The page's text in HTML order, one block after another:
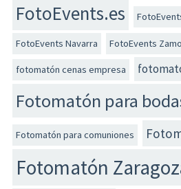
FotoEvents.es
FotoEvents Navarra FotoEvents
fotomatón cenas empresa
Fotomatón para
Fotomatón para comuniones
Fotomatón